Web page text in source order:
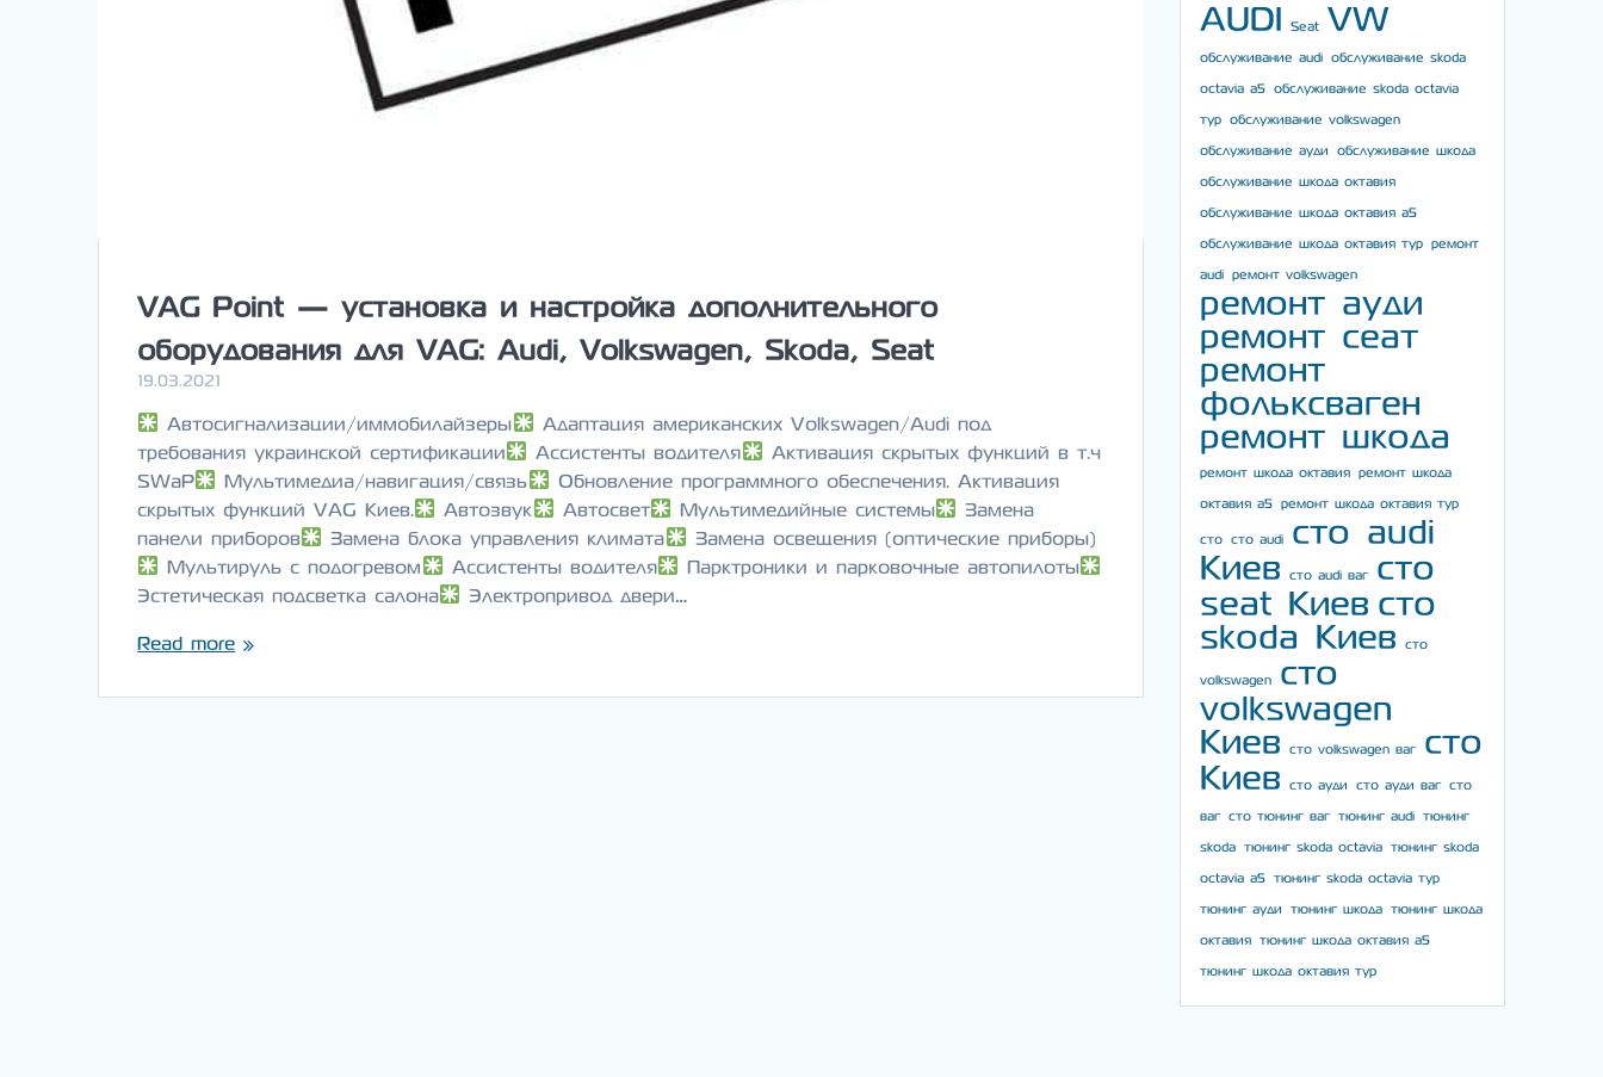
VAG Point — установка и настройка дополнительного
оборудования для VAG: Audi, Volkswagen, Skoda, Seat
19.03.2021
Автосигнализации/иммобилайзеры
Адаптация американских Volkswagen/Audi под
требования украинской сертификации
Ассистенты водителя
Активация скрытых функций в т.ч
SWaP
Мультимедиа/навигация/связь
Обновление программного обеспечения. Активация
скрытых функций VAG Киев.
Автозвук Автосвет Мультимедийные системы
Замена
панели приборов
Замена блока управления климата
Замена освещения (оптические приборы)
Мультируль с подогревом
Ассистенты водителя
Парктроники и парковочные автопилоты
Эстетическая подсветка салона
Электропривод двери…
Read more
AUDI Seat VW
обслуживание audi обслуживание skoda
octavia a5 обслуживание skoda octavia
тур обслуживание volkswagen
обслуживание ауди обслуживание шкода
обслуживание шкода октавия
обслуживание шкода октавия а5
обслуживание шкода октавия тур ремонт
audi ремонт volkswagen
ремонт ауди
ремонт сеат
ремонт
фольксваген
ремонт шкода
ремонт шкода октавия ремонт шкода
октавия а5 ремонт шкода октавия тур
сто сто audi
сто audi
Киев
сто audi ваг
сто
seat Киев сто
skoda Киев
сто
volkswagen
сто
volkswagen
Киев
сто volkswagen ваг
сто
Киев
сто ауди сто ауди ваг сто
ваг сто тюнинг ваг тюнинг audi тюнинг
skoda тюнинг skoda octavia тюнинг skoda
octavia a5 тюнинг skoda octavia тур
тюнинг ауди тюнинг шкода тюнинг шкода
октавия тюнинг шкода октавия а5
тюнинг шкода октавия тур